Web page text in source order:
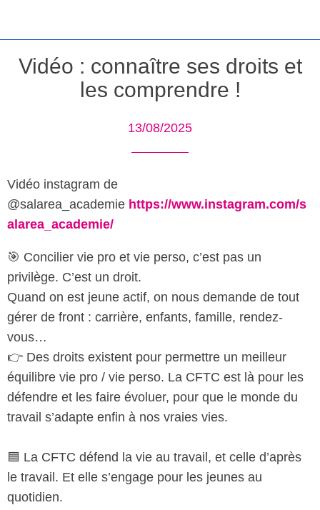
Vidéo : connaître ses droits et
les comprendre !
13/08/2025
Vidéo instagram de
@salarea_academie https://www.instagram.com/s
alarea_academie/
🎯 Concilier vie pro et vie perso, c’est pas un
privilège. C’est un droit.
Quand on est jeune actif, on nous demande de tout
gérer de front : carrière, enfants, famille, rendez-
vous…
👉 Des droits existent pour permettre un meilleur
équilibre vie pro / vie perso. La CFTC est là pour les
défendre et les faire évoluer, pour que le monde du
travail s’adapte enfin à nos vraies vies.
🟦 La CFTC défend la vie au travail, et celle d’après
le travail. Et elle s’engage pour les jeunes au
quotidien.